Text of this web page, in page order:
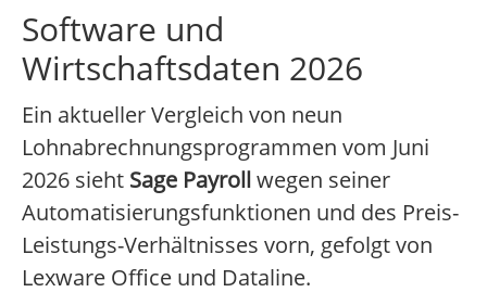
Software und
Wirtschaftsdaten 2026
Ein aktueller Vergleich von neun
Lohnabrechnungsprogrammen vom Juni
2026 sieht Sage Payrollwegen seiner
Automatisierungsfunktionen und des Preis-
Leistungs-Verhältnisses vorn, gefolgt von
Lexware Office und Dataline.